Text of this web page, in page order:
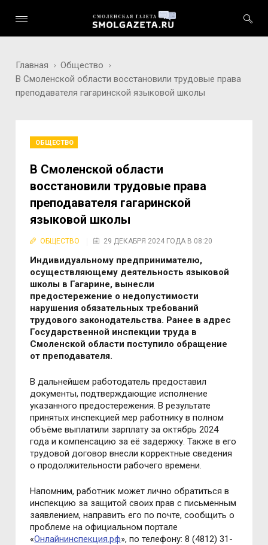
Главная
Общество
В Смоленской области восстановили трудовые права
преподавателя гагаринской языковой школы
ОБЩЕСТВО
В Смоленской области
восстановили трудовые права
преподавателя гагаринской
языковой школы
ОБЩЕСТВО 29 ДЕКАБРЯ 2024 ГОДА В 08:20
Индивидуальному предпринимателю,
осуществляющему деятельность языковой
школы в Гагарине, вынесли
предостережение о недопустимости
нарушения обязательных требований
трудового законодательства. Ранее в адрес
Государственной инспекции труда в
Смоленской области поступило обращение
от преподавателя.
В дальнейшем работодатель предоставил
документы, подтверждающие исполнение
указанного предостережения. В результате
принятых инспекцией мер работнику в полном
объёме выплатили зарплату за октябрь 2024
года и компенсацию за её задержку. Также в его
трудовой договор внесли корректные сведения
о продолжительности рабочего времени.
Напомним, работник может лично обратиться в
инспекцию за защитой своих прав с письменным
заявлением, направить его по почте, сообщить о
проблеме на официальном портале
«Онлайнинспекция.рф», по телефону: 8 (4812) 31-